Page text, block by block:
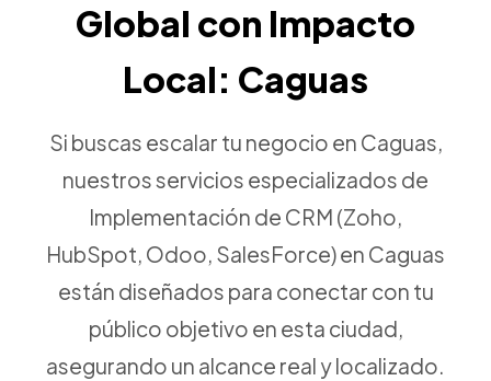
Global con Impacto
Local: Caguas
Si buscas escalar tu negocio en Caguas,
nuestros servicios especializados de
Implementación de CRM (Zoho,
HubSpot, Odoo, SalesForce) en Caguas
están diseñados para conectar con tu
público objetivo en esta ciudad,
asegurando un alcance real y localizado.